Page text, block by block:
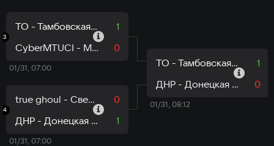
3
ТО - Тамбовская область
1
CyberMTUCI - Москва
0
01/31, 07:00
4
true ghoul - Свердловская область
0
ДНР - Донецкая Народная Республика
1
01/31, 07:00
ТО - Тамбовская область
1
ДНР - Донецкая Народная Республика
0
01/31, 08:12